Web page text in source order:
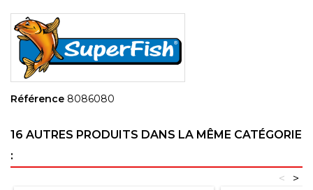
Référence 8086080
16 AUTRES PRODUITS DANS LA MÊME CATÉGORIE
:
>
<